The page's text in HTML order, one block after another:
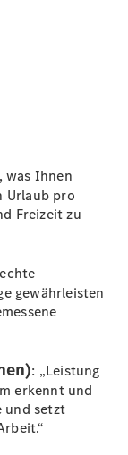
was Ihnen
Urlaub pro
Freizeit zu
gewährleisten
: „Leistung
erkennt und
und setzt